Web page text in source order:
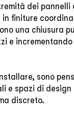
dei pannelli
in finiture
una chiusura
e
sono
e spazi di
discreto.